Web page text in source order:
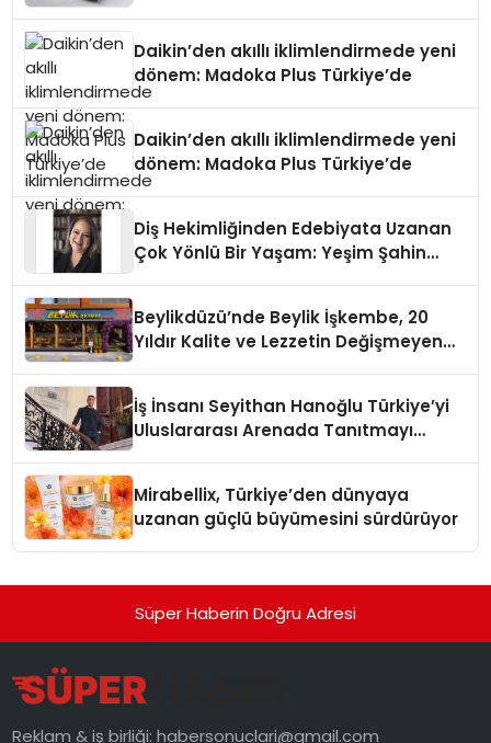
Daikin’den akıllı iklimlendirmede yeni
dönem: Madoka Plus Türkiye’de
Daikin’den akıllı iklimlendirmede yeni
dönem: Madoka Plus Türkiye’de
Diş Hekimliğinden Edebiyata Uzanan
Çok Yönlü Bir Yaşam: Yeşim Şahin
Beylikdüzü’nde Beylik İşkembe, 20
Yıldır Kalite ve Lezzetin Değişmeyen
İş İnsanı Seyithan Hanoğlu Türkiye’yi
Uluslararası Arenada Tanıtmayı
Mirabellix, Türkiye’den dünyaya
uzanan güçlü büyümesini sürdürüyor
Süper Haberin Doğru Adresi
Reklam & iş birliği:habersonuclari@gmail.com